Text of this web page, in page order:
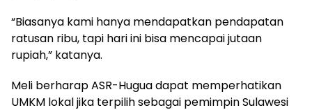
“Biasanya kami hanya mendapatkan pendapatan
ratusan ribu, tapi hari ini bisa mencapai jutaan
rupiah,” katanya.
Meli berharap ASR-Hugua dapat memperhatikan
UMKM lokal jika terpilih sebagai pemimpin Sulawesi